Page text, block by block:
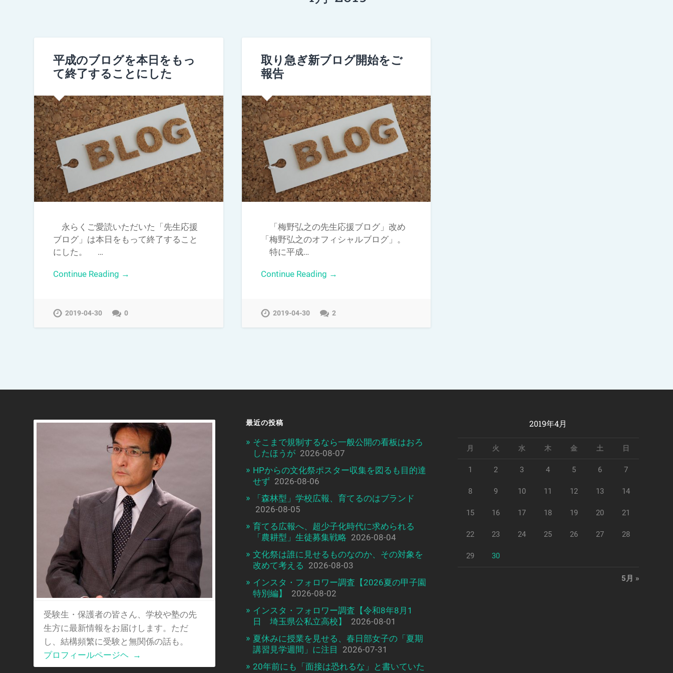
平成のブログを本日をもっ
て終了することにした
永らくご愛読いただいた「先生応援
ブログ」は本日をもって終了すること
にした。 …
Continue Reading →
2019-04-30 0
取り急ぎ新ブログ開始をご
報告
「梅野弘之の先生応援ブログ」改め
「梅野弘之のオフィシャルブログ」。
特に平成…
Continue Reading →
2019-04-30 2
受験生・保護者の皆さん、学校や塾の先
生方に最新情報をお届けします。ただ
し、結構頻繁に受験と無関係の話も。
プロフィールページヘ →
最近の投稿
そこまで規制するなら一般公開の看板はおろ
したほうが 2026-08-07
HPからの文化祭ポスター収集を図るも目的達
せず 2026-08-06
「森林型」学校広報、育てるのはブランド
2026-08-05
育てる広報へ、超少子化時代に求められる
「農耕型」生徒募集戦略 2026-08-04
文化祭は誰に見せるものなのか、その対象を
改めて考える 2026-08-03
インスタ・フォロワー調査【2026夏の甲子園
特別編】
2026-08-02
インスタ・フォロワー調査【令和8年8月1
日 埼玉県公私立高校】
2026-08-01
夏休みに授業を見せる、春日部女子の「夏期
講習見学週間」に注目
2026-07-31
20年前にも「面接は恐れるな」と書いていた
2019年4月
月 火 水 木 金 土 日
1 2 3 4 5 6 7
8 9 10 11 12 13 14
15 16 17 18 19 20 21
22 23 24 25 26 27 28
29 30
5月 »